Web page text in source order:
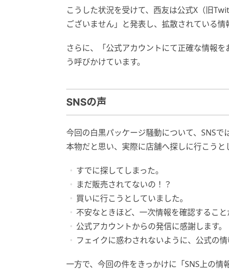
こうした状況を受けて、西友は公式X（旧
ございません」と発表し、拡散されている情
さらに、「公式アカウントにて正確な情報
う呼びかけています。
SNSの声
今回の白黒パッケージ騒動について、SNS
本物だと思い、実際に店舗へ探しに行こうと
すでに探してしまった。
まだ販売されてないの！？
買いに行こうとしていました。
不安なときほど、一次情報を確認すること
公式アカウントからの発信に感謝します。
フェイクに惑わされないように、公式の情
一方で、今回の件をきっかけに「SNS上の